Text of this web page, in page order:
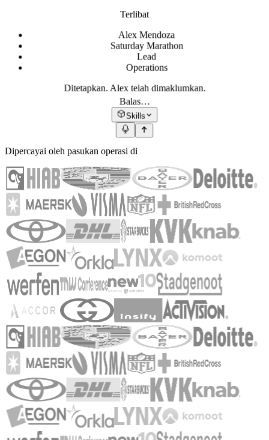
Terlibat
Alex Mendoza
Saturday Marathon
Lead
Operations
Ditetapkan. Alex telah dimaklumkan.
Balas…
Skills
Dipercayai oleh pasukan operasi di